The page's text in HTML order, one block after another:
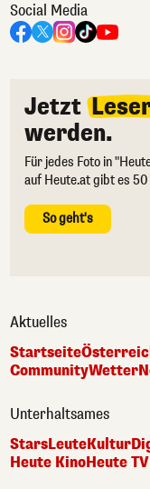
Social Media
Jetzt
werden.
Für jedes Foto in
auf Heute.at gibt es 50
So geht's
Aktuelles
Startseite
CommunityWetter
Unterhaltsames
StarsLeuteKultur
Heute KinoHeute TV